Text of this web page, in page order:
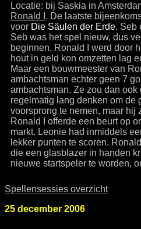
Locatie: bij Saskia in
Ronald I . De laatste
voor Die Säulen der Erde. Seb
Seb was het spel nieuw, dus
beginnen. Ronald I werd door
hout in geld kon omzetten lag
Maar een bouwmeester van
ambachtsman echter geen 7
ambachtsman. Ze zou dan
regelmatig lang denken om de
voorsprong te nemen, maar hij
Ronald I offerde een beurt op
markt. Leonie had inmiddels
lekker punten te scoren.
die een glasblazer in handen
nieuwe startspeler te worden,
Spellensessies overzicht
25 december 2006